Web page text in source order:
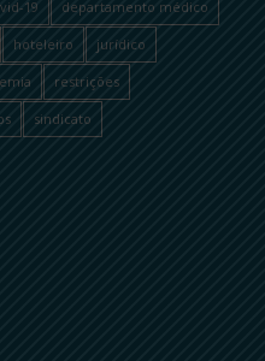
19 departamento médico
hoteleiro jurídico
restrições
sindicato